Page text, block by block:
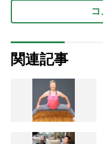
関連記事